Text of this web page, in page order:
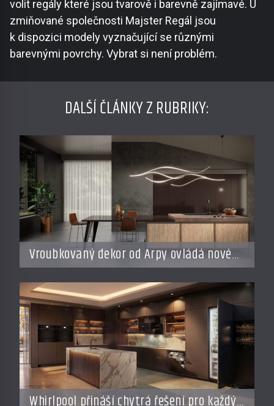
volit regály které jsou tvarově i barevně zajímavé. U
zmiňované společnosti Majster Regál jsou
k dispozici modely vyznačující se různými
barevnými povrchy. Vybrat si není problém.
DALŠÍ ČLÁNKY Z RUBRIKY:
Vroubkovaný dekor od Arpy ovládá nové
interiéry
Whirlpool přináší chytrá řešení pro každý